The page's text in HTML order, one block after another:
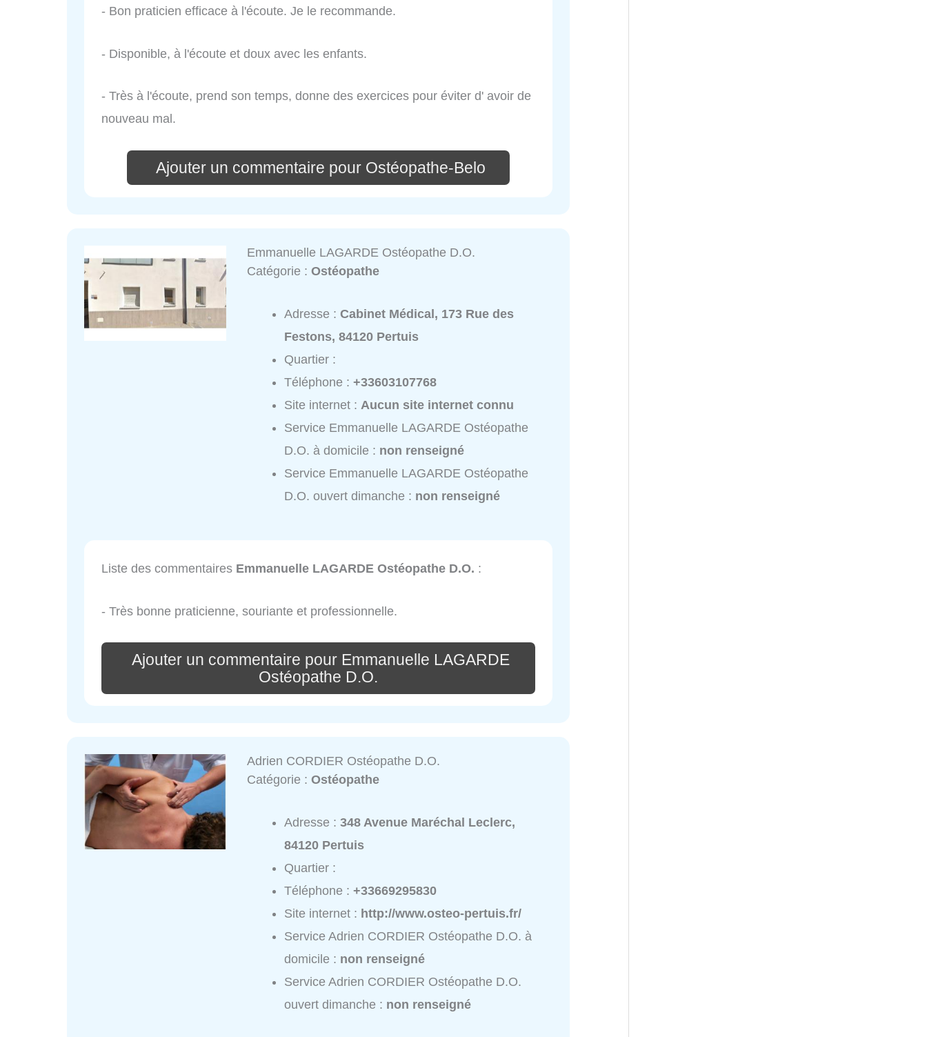
- Bon praticien efficace à l'écoute. Je le recommande.
- Disponible, à l'écoute et doux avec les enfants.
- Très à l'écoute, prend son temps, donne des exercices pour éviter d' avoir de
nouveau mal.
Ajouter un commentaire pour Ostéopathe-Belo
Emmanuelle LAGARDE Ostéopathe D.O.
Catégorie :Ostéopathe
Adresse :Cabinet Médical, 173 Rue des
Festons, 84120 Pertuis
Quartier :
Téléphone :+33603107768
Site internet : Aucun site internet connu
Service Emmanuelle LAGARDE Ostéopathe
D.O. à domicile : non renseigné
Service Emmanuelle LAGARDE Ostéopathe
D.O. ouvert dimanche : non renseigné
Liste des commentaires Emmanuelle LAGARDE Ostéopathe D.O. :
- Très bonne praticienne, souriante et professionnelle.
Ajouter un commentaire pour Emmanuelle LAGARDE
Ostéopathe D.O.
Adrien CORDIER Ostéopathe D.O.
Catégorie :Ostéopathe
Adresse :348 Avenue Maréchal Leclerc,
84120 Pertuis
Quartier :
Téléphone :+33669295830
Site internet : http://www.osteo-pertuis.fr/
Service Adrien CORDIER Ostéopathe D.O. à
domicile : non renseigné
Service Adrien CORDIER Ostéopathe D.O.
ouvert dimanche : non renseigné